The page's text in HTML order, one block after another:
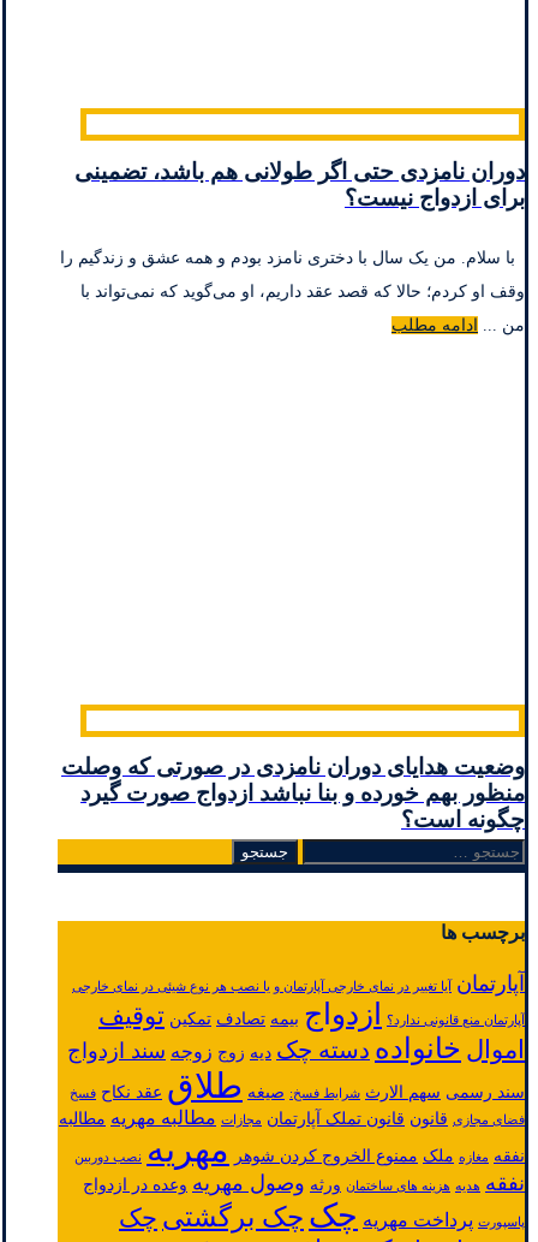
دوران نامزدی حتی اگر طولانی هم باشد، تضمینی
برای ازدواج نیست؟
با سلام. من یک سال با دختری نامزد بودم و همه عشق و زندگیم را
وقف او کردم؛ حالا که قصد عقد داریم، او می‌گوید که نمی‌تواند با
من ... ادامه مطلب
وضعیت هدایای دوران نامزدی در صورتی که وصلت
منظور بهم خورده و بنا نباشد ازدواج صورت گیرد
چگونه است؟
جستجو
برای:
برچسب ها
آپارتمان آیا تغییر در نمای خارجی آپارتمان و یا نصب هر نوع شیئی در نمای خارجی
آپارتمان منع قانونی ندارد؟ ازدواج بیمه تصادف تمکین توقیف
اموال خانواده دسته چک دیه زوج زوجه سند ازدواج
سند رسمی سهم الارث شرایط فسخ: صیغه طلاق عقد نکاح فسخ
فضای مجازی قانون قانون تملک آپارتمان مجازات مطالبه مهریه مطالبه
نفقه مغازه ملک ممنوع الخروج کردن شوهر مهریه نصب دوربین
نفقه هدیه هزینه های ساختمان ورثه وصول مهریه وعده در ازدواج
پاسپورت پرداخت مهریه چک چک برگشتی چک